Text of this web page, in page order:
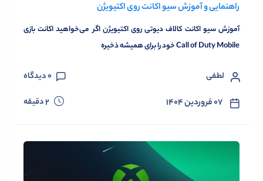
راهنمایی و آموزش سیو اکانت روی اکتیویژن
آموزش سیو اکانت کالاف دیوتی روی اکتیویژن اگر می‌خواهید اکانت بازی
Call of Duty Mobile خود را برای همیشه ذخیره
لطفی 0دیدگاه
۰۷ فروردین ۱۴۰۴ 2دقیقه